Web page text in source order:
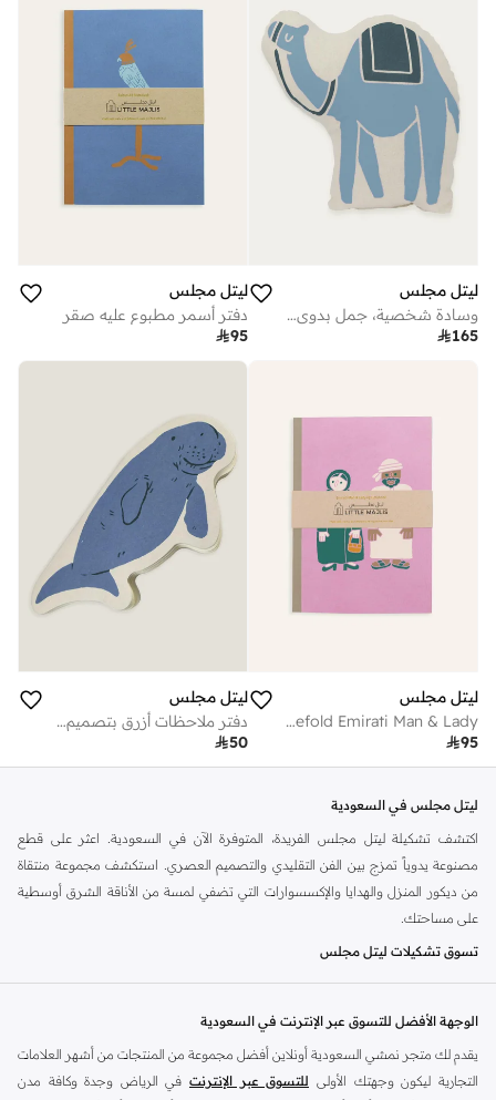
ليتل مجلس
وسادة شخصية، جمل بدوي، أزرق
165
ليتل مجلس
دفتر أسمر مطبوع عليه صقر
95
ليتل مجلس
A5 notebook gatefold Emirati Man & Lady
95
ليتل مجلس
دفتر ملاحظات أزرق بتصميم حيوانات لطيف
50
ليتل مجلس في السعودية
اكتشف تشكيلة ليتل مجلس الفريدة، المتوفرة الآن في السعودية. اعثر على قطع
مصنوعة يدوياً تمزج بين الفن التقليدي والتصميم العصري. استكشف مجموعة منتقاة
من ديكور المنزل والهدايا والإكسسوارات التي تضفي لمسة من الأناقة الشرق أوسطية
على مساحتك.
تسوق تشكيلات ليتل مجلس
تقدم ليتل مجلس مجموعة متنوعة من القطع المميزة. كل قطعة تحكي قصة، وتعكس
الثقافة الغنية والتراث للمنطقة. يمكنك العثور على قطع مثالية لمنزلك أو كهدايا مدروسة.
عزز مساحة معيشتك بلمسات ليتل مجلس المنزلية. اكتشف صواني، وقواعد أكواب،
الوجهة الأفضل للتسوق عبر الإنترنت في السعودية
يقدم لك متجر نمشي السعودية أونلاين أفضل مجموعة من المنتجات من أشهر العلامات
التجارية ليكون وجهتك الأولى للتسوق عبر الإنترنت في الرياض وجدة وكافة مدن